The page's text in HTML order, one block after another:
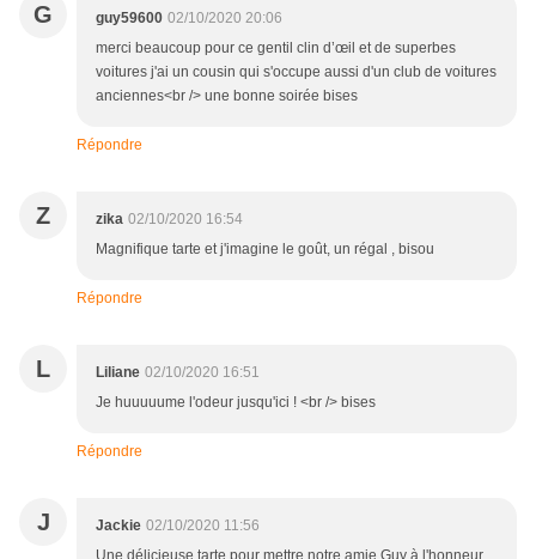
G guy59600 02/10/2020 20:06
merci beaucoup pour ce gentil clin d’œil et de superbes
voitures j'ai un cousin qui s'occupe aussi d'un club de voitures
anciennes<br /> une bonne soirée bises
Répondre
Z zika 02/10/2020 16:54
Magnifique tarte et j'imagine le goût, un régal , bisou
Répondre
L Liliane 02/10/2020 16:51
Je huuuuume l'odeur jusqu'ici ! <br /> bises
Répondre
J Jackie 02/10/2020 11:56
Une délicieuse tarte pour mettre notre amie Guy à l'honneur.